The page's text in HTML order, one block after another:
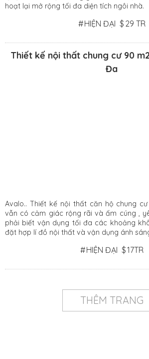
hoạt lại mở rộng tối đa diện tích ngôi nhà.
#HIỆN ĐẠI $ 29 TR
Thiết kế nội thất chung cư 90
Đa
Avalo.. Thiết kế nội thất căn hộ chung
vẫn có cảm giác rộng rãi và ấm cúng ,
phải biết vận dụng tối đa các khoảng
đặt hợp lí đồ nội thất và vận dụng ánh
#HIỆN ĐẠI $17TR
THÊM TRANG